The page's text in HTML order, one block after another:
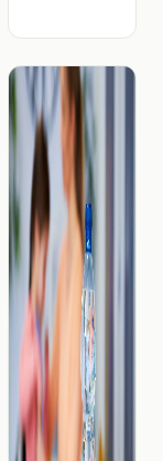
vodič za
roditelje
ravnoteža
za zdrav
razvojSunčeva
svjetlost
igra ključnu
ulogu u
stvaranju
vitamina D
koji
doprinosi
zdravlju
kostiju, što
je posebno
važno